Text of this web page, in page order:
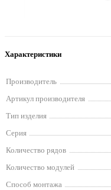
Характеристики
Производитель
Артикул производителя
Тип изделия
Серия
Количество рядов
Количество модулей
Способ монтажа